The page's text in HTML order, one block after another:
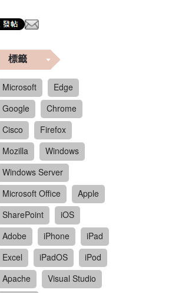
標籤
Microsoft
Edge
Google
Chrome
Cisco
Firefox
Mozilla
Windows
Windows Server
Microsoft Office
Apple
SharePoint
iOS
Adobe
iPhone
iPad
Excel
iPadOS
iPod
Apache
Visual Studio